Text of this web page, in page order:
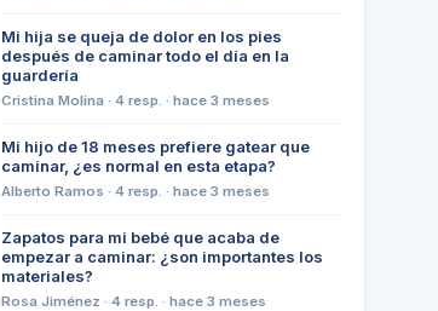
Mi hija se queja de dolor en los pies
después de caminar todo el día en la
guardería
Cristina Molina · 4 resp. · hace 3 meses
Mi hijo de 18 meses prefiere gatear que
caminar, ¿es normal en esta etapa?
Alberto Ramos · 4 resp. · hace 3 meses
Zapatos para mi bebé que acaba de
empezar a caminar: ¿son importantes los
materiales?
Rosa Jiménez · 4 resp. · hace 3 meses